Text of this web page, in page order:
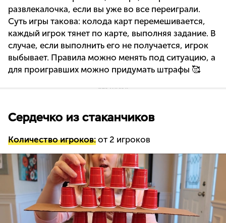
развлекалочка, если вы уже во все переиграли.
Суть игры такова: колода карт перемешивается,
каждый игрок тянет по карте, выполняя задание. В
случае, если выполнить его не получается, игрок
выбывает. Правила можно менять под ситуацию, а
для проигравших можно придумать штрафы 🥰
Сердечко из стаканчиков
Количество игроков: от 2 игроков